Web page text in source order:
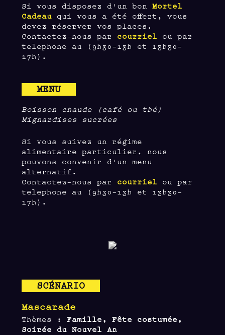
Si vous disposez d'un bonMortel
Cadeau qui vous a été offert, vous
devez réserver vos places.
Contactez-nous par courriel ou par
telephone au (9h30-13h et 13h30-
17h).
MENU
Boisson chaude (café ou thé)
Mignardises sucrées
Si vous suivez un régime
alimentaire particulier, nous
pouvons convenir d'un menu
alternatif.
Contactez-nous par courriel ou par
telephone au (9h30-13h et 13h30-
17h).
SCÉNARIO
Mascarade
Thèmes :Famille, Fête costumée,
Soirée du Nouvel An